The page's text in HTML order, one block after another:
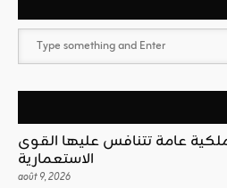
عامة تتنافس عليها القوى
الاستعمارية
août 9, 2026